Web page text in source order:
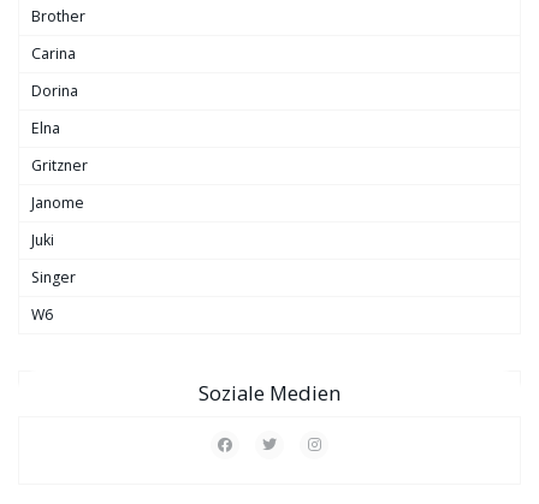
Brother
Carina
Dorina
Elna
Gritzner
Janome
Juki
Singer
W6
Soziale Medien